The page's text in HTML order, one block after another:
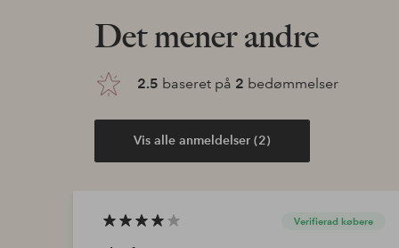
Det mener andre
2.5 baseret på 2 bedømmelser
Vis alle anmeldelser (2)
Verifierad købere